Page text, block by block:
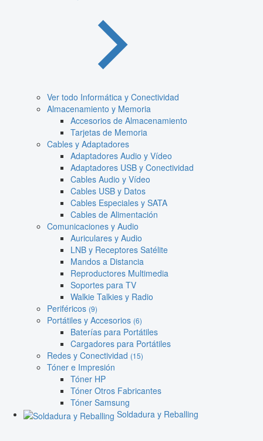
Ver todo Informática y Conectividad
Almacenamiento y Memoria
Accesorios de Almacenamiento
Tarjetas de Memoria
Cables y Adaptadores
Adaptadores Audio y Vídeo
Adaptadores USB y Conectividad
Cables Audio y Vídeo
Cables USB y Datos
Cables Especiales y SATA
Cables de Alimentación
Comunicaciones y Audio
Auriculares y Audio
LNB y Receptores Satélite
Mandos a Distancia
Reproductores Multimedia
Soportes para TV
Walkie Talkies y Radio
Periféricos (9)
Portátiles y Accesorios (6)
Baterías para Portátiles
Cargadores para Portátiles
Redes y Conectividad (15)
Tóner e Impresión
Tóner HP
Tóner Otros Fabricantes
Tóner Samsung
Soldadura y Reballing